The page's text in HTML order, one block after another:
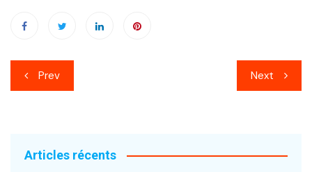
Navigation
de
Prev Next
Articles récents